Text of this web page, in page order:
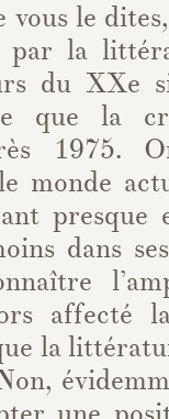
vous le
par la
du XXe
que la
1975.
monde
presque
dans
affecté
la